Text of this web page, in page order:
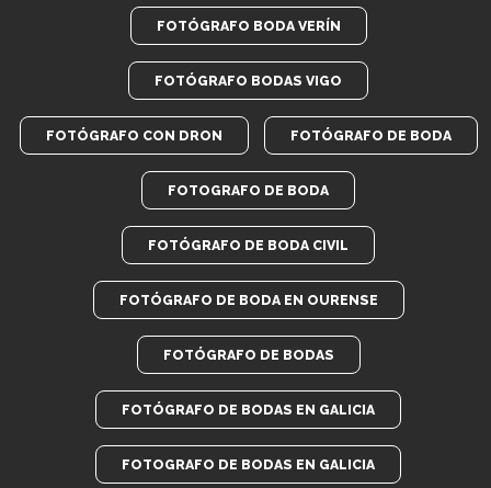
FOTÓGRAFO BODA VERÍN
FOTÓGRAFO BODAS VIGO
FOTÓGRAFO CON DRON FOTÓGRAFO DE BODA
FOTOGRAFO DE BODA
FOTÓGRAFO DE BODA CIVIL
FOTÓGRAFO DE BODA EN OURENSE
FOTÓGRAFO DE BODAS
FOTÓGRAFO DE BODAS EN GALICIA
FOTOGRAFO DE BODAS EN GALICIA